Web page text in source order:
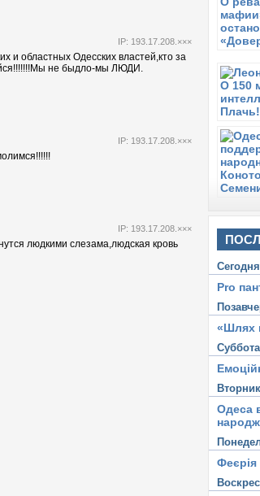
IP: 193.17.208.×××
и областных Одесских властей,кто за
не быдло-мы ЛЮДИ.
IP: 193.17.208.×××
IP: 193.17.208.×××
людкими слезама,людская кровь
Pro
«Шлях
Одеса
Феєрія